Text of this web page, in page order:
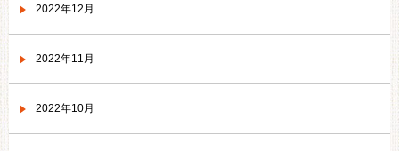
2022年12月
2022年11月
2022年10月